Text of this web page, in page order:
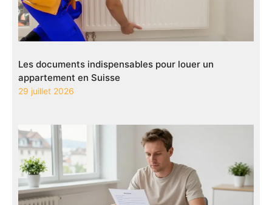
Les documents indispensables pour louer un
appartement en Suisse
29 juillet 2026